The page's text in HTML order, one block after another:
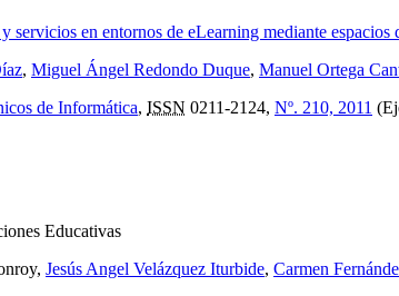
servicios en entornos de eLearning mediante espacios
, Miguel Ángel Redondo Duque, Manuel Ortega
de Informática, ISSN 0211-2124, Nº. 210, 2011
Educativas
Jesús Angel Velázquez Iturbide, Carmen